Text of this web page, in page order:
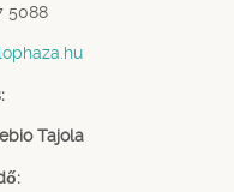
5088
Tajola